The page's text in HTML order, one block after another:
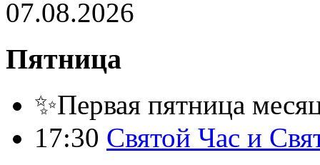
07.08.2026
Пятница
✨Первая пятница
17:30 Святой Час и